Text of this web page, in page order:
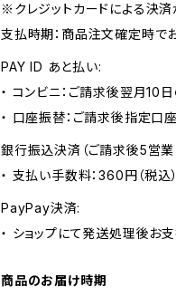
※クレジットカードによる決済
支払時期：商品注文確定時で
PAY ID あと払い:
・ コンビニ：ご請求後翌月10
・ 口座振替：ご請求後指定口
銀行振込決済（ご請求後5営業
・ 支払い手数料：360円（税込）
PayPay決済:
・ ショップにて発送処理後お
商品のお届け時期